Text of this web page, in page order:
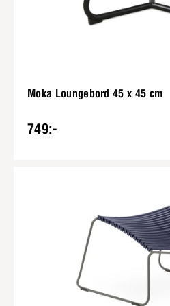
Moka Loungebord 45 x 45 cm
749:-